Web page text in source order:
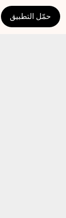
حمّل التطبيق